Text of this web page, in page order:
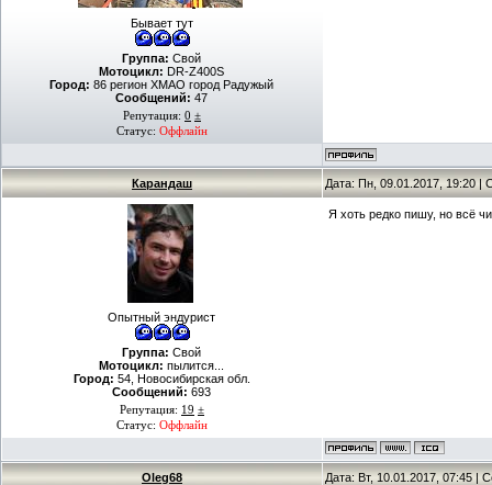
Бывает тут
Группа: Свой
Мотоцикл: DR-Z400S
Город: 86 регион ХМАО город Радужый
Сообщений: 47
Репутация: 0 ±
Статус: Оффлайн
Карандаш Дата: Пн, 09.01.2017, 19:20 |
Опытный эндурист
Группа: Свой
Мотоцикл: пылится...
Город: 54, Новосибирская обл.
Сообщений: 693
Репутация: 19 ±
Статус: Оффлайн
Я хоть редко пишу, но всё
Oleg68 Дата: Вт, 10.01.2017, 07:45 |